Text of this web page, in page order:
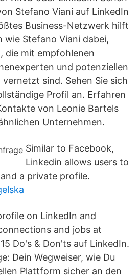
Stefano Viani auf LinkedIn
Business-Netzwerk hilft
wie Stefano Viani dabei,
die mit empfohlenen
und potenziellen
sind. Sehen Sie sich
Profil an. Erfahren
von Leonie Bartels
Unternehmen.
Similar to Facebook,
Linkedin allows users to
a private profile.
on LinkedIn and
and jobs at
Do's & Don'ts auf LinkedIn.
Dein Wegweiser, wie Du
Plattform sicher an den